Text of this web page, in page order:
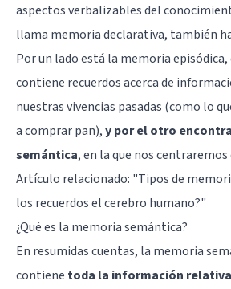
aspectos verbalizables del
llama memoria declarativa, también
Por un lado está la memoria episódica,
contiene recuerdos acerca de
nuestras vivencias pasadas (como lo
a comprar pan),y por el otro
semántica, en la que nos
Artículo relacionado: "Tipos de
los recuerdos el cerebro humano?"
¿Qué es la memoria semántica?
En resumidas cuentas, la memoria
contiene toda la información